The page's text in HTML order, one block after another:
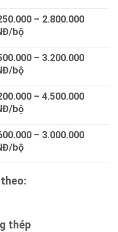
– 2.800.000
bộ
– 3.200.000
bộ
– 4.500.000
bộ
– 3.000.000
bộ
thép